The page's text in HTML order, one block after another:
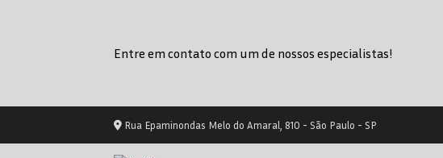
Entre em contato com um de nossos especialistas!
Rua Epaminondas Melo do Amaral, 810 - São Paulo - SP